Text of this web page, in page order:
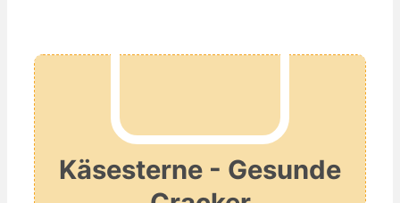
Käsesterne - Gesunde